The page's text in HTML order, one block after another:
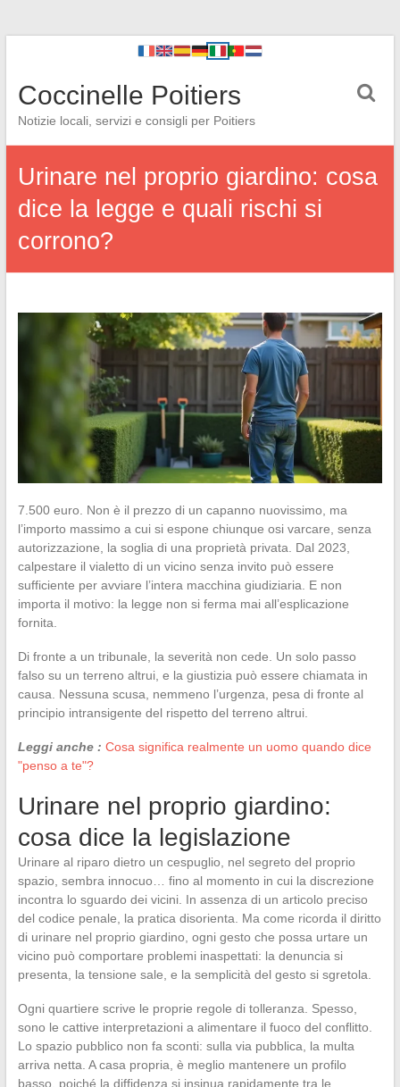
Coccinelle Poitiers
Notizie locali, servizi e consigli per Poitiers
Urinare nel proprio giardino: cosa
dice la legge e quali rischi si
corrono?
7.500 euro. Non è il prezzo di un capanno nuovissimo, ma
l’importo massimo a cui si espone chiunque osi varcare, senza
autorizzazione, la soglia di una proprietà privata. Dal 2023,
calpestare il vialetto di un vicino senza invito può essere
sufficiente per avviare l’intera macchina giudiziaria. E non
importa il motivo: la legge non si ferma mai all’esplicazione
fornita.
Di fronte a un tribunale, la severità non cede. Un solo passo
falso su un terreno altrui, e la giustizia può essere chiamata in
causa. Nessuna scusa, nemmeno l’urgenza, pesa di fronte al
principio intransigente del rispetto del terreno altrui.
Leggi anche : Cosa significa realmente un uomo quando dice
"penso a te"?
Urinare nel proprio giardino:
cosa dice la legislazione
Urinare al riparo dietro un cespuglio, nel segreto del proprio
spazio, sembra innocuo… fino al momento in cui la discrezione
incontra lo sguardo dei vicini. In assenza di un articolo preciso
del codice penale, la pratica disorienta. Ma come ricorda il diritto
di urinare nel proprio giardino, ogni gesto che possa urtare un
vicino può comportare problemi inaspettati: la denuncia si
presenta, la tensione sale, e la semplicità del gesto si sgretola.
Ogni quartiere scrive le proprie regole di tolleranza. Spesso,
sono le cattive interpretazioni a alimentare il fuoco del conflitto.
Lo spazio pubblico non fa sconti: sulla via pubblica, la multa
arriva netta. A casa propria, è meglio mantenere un profilo
basso, poiché la diffidenza si insinua rapidamente tra le